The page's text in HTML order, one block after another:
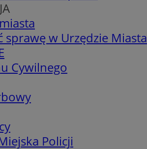
sprawę w Urzędzie Miasta
Cywilnego
Policji